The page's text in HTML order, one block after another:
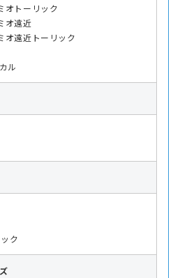
オトーリック
オ遠近
オ遠近トーリック
ル
ク